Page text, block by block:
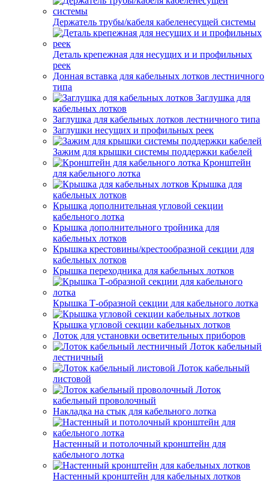
Держатель трубы/кабеля кабеленесущей системы
Деталь крепежная для несущих и и профильных
реек
Донная вставка для кабельных лотков лестничного
типа
Заглушка для
кабельных лотков
Заглушка для кабельных лотков лестничного типа
Заглушки несущих и профильных реек
Зажим для крышки системы поддержки кабелей
Кронштейн
для кабельного лотка
Крышка для
кабельных лотков
Крышка дополнительная угловой секции
кабельного лотка
Крышка дополнительного тройника для
кабельных лотков
Крышка крестовины/крестообразной секции для
кабельных лотков
Крышка переходника для кабельных лотков
Крышка Т-образной секции для кабельного лотка
Крышка угловой секции кабельных лотков
Лоток для установки осветительных приборов
Лоток кабельный
лестничный
Лоток кабельный
листовой
Лоток
кабельный проволочный
Накладка на стык для кабельного лотка
Настенный и потолочный кронштейн для
кабельного лотка
Настенный кронштейн для кабельных лотков